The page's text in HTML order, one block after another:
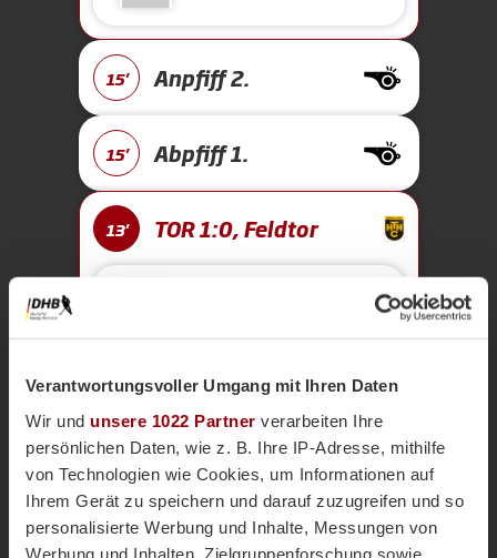
Verantwortungsvoller Umgang mit Ihren Daten
Wir und unsere 1022 Partner verarbeiten Ihre
persönlichen Daten, wie z. B. Ihre IP-Adresse, mithilfe
von Technologien wie Cookies, um Informationen auf
Ihrem Gerät zu speichern und darauf zuzugreifen und so
personalisierte Werbung und Inhalte, Messungen von
Werbung und Inhalten, Zielgruppenforschung sowie
15' Anpfiff 2.
15' Abpfiff 1.
13' TOR 1:0, Feldtor
6' Kurze Ecke - Vergeben
5' Kurze Ecke